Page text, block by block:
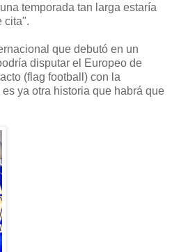
temporada tan larga estaría
cita".
que debutó en un
disputar el Europeo de
(flag football) con la
ya otra historia que habrá que